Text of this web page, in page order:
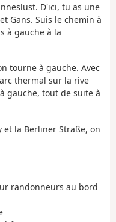
D'ici, tu as une
Gans. Suis le chemin à
à gauche à la
tourne à gauche. Avec
thermal sur la rive
gauche, tout de suite à
et la Berliner Straße, on
randonneurs au bord